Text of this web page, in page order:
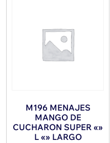
M196 MENAJES
MANGO DE
CUCHARON SUPER «»
L «» LARGO